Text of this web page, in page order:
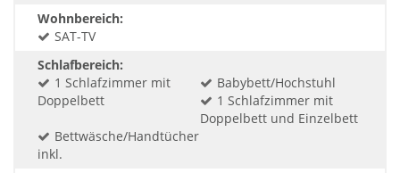
Wohnbereich:
SAT-TV
Schlafbereich:
1 Schlafzimmer mit
Doppelbett
Babybett/Hochstuhl
1 Schlafzimmer mit
Doppelbett und Einzelbett
Bettwäsche/Handtücher
inkl.